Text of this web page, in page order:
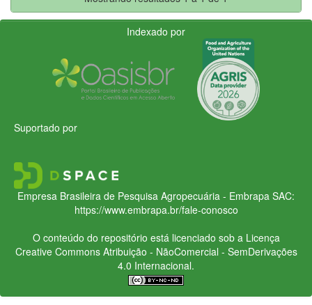
Indexado por
Suportado por
Empresa Brasileira de Pesquisa Agropecuária - Embrapa SAC:
https://www.embrapa.br/fale-conosco
O conteúdo do repositório está licenciado sob a Licença
Creative CommonsAtribuição - NãoComercial - SemDerivações
4.0 Internacional.